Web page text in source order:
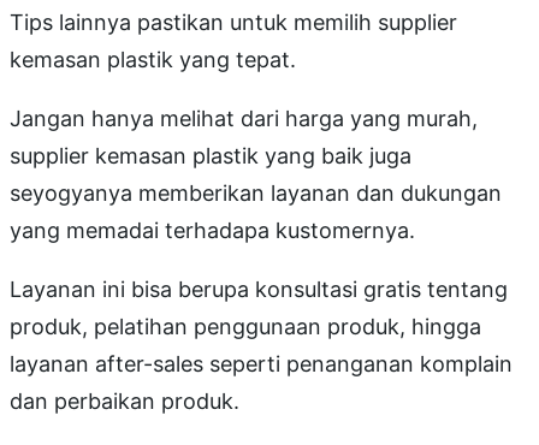
Tips lainnya pastikan untuk memilih supplier
kemasan plastik yang tepat.
Jangan hanya melihat dari harga yang murah,
supplier kemasan plastik yang baik juga
seyogyanya memberikan layanan dan dukungan
yang memadai terhadapa kustomernya.
Layanan ini bisa berupa konsultasi gratis tentang
produk, pelatihan penggunaan produk, hingga
layanan after-sales seperti penanganan komplain
dan perbaikan produk.